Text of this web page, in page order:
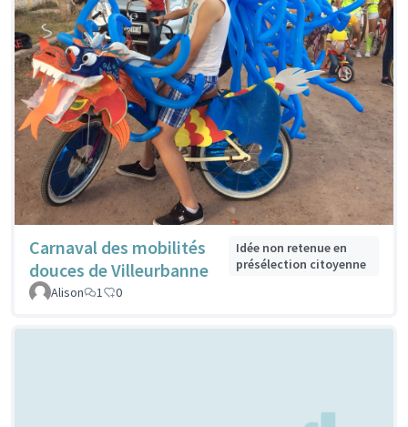
Carnaval des mobilités
douces de Villeurbanne
Idée non retenue en
présélection citoyenne
Alison
1 0